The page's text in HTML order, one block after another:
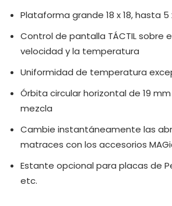
Plataforma grande 18 x 18, hasta 5
Control de pantalla TÁCTIL sobre
velocidad y la temperatura
Uniformidad de temperatura
Órbita circular horizontal de 19
mezcla
Cambie instantáneamente las
matraces con los accesorios
Estante opcional para placas de
etc.